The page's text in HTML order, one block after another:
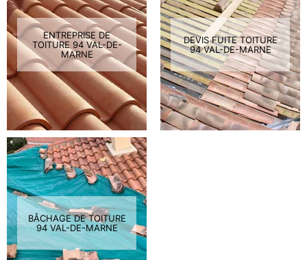
ENTREPRISE DE
TOITURE 94 VAL-DE-
MARNE
DEVIS FUITE TOITURE
94 VAL-DE-MARNE
BÂCHAGE DE TOITURE
94 VAL-DE-MARNE